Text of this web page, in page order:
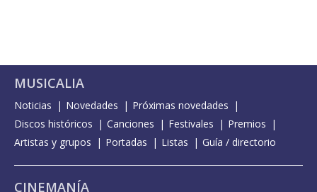
MUSICALIA
Noticias Novedades
Próximas novedades
Discos históricos
Canciones Festivales
Premios
Artistas y grupos
Portadas Listas Guía / directorio
CINEMANÍA